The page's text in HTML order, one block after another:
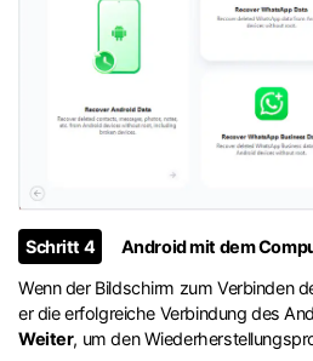
Schritt 4
Android mit dem
Wenn der Bildschirm zum Verbinden
er die erfolgreiche Verbindung des
Weiter, um den